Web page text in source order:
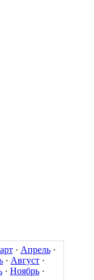
· Апрель·
· Август ·
· Ноябрь ·